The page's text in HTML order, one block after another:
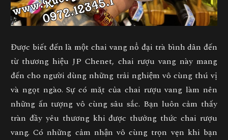
Được biết đến là một chai vang nổ đại trà bình dân đến
từ thương hiệu JP Chenet, chai rượu vang này mang
đến cho người dùng những trải nghiệm vô cùng thú vị
và ngọt ngào. Sự có mặt của chai rượu vang làm nên
những ấn tượng vô cùng sâu sắc. Bạn luôn cảm thấy
tràn đầy yêu thương khi được thưởng thức chai rượu
vang. Có những cảm nhận vô cùng trọn vẹn khi bạn